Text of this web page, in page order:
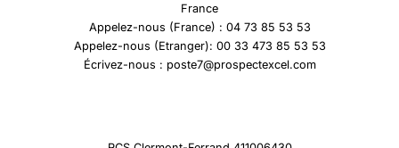
France
Appelez-nous (France) : 04 73 85 53 53
Appelez-nous (Etranger): 00 33 473 85 53 53
Écrivez-nous : poste7@prospectexcel.com